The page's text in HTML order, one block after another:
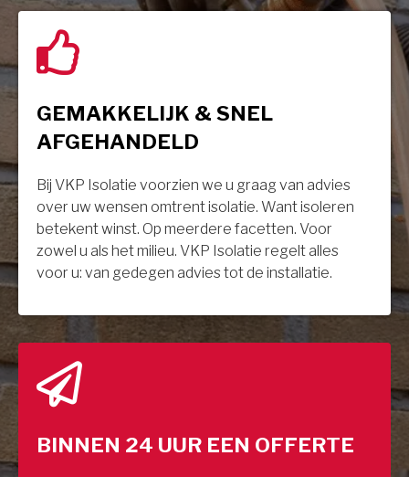
GEMAKKELIJK & SNEL
AFGEHANDELD
Bij VKP Isolatie voorzien we u graag van advies
over uw wensen omtrent isolatie. Want isoleren
betekent winst. Op meerdere facetten. Voor
zowel u als het milieu. VKP Isolatie regelt alles
voor u: van gedegen advies tot de installatie.
BINNEN 24 UUR EEN OFFERTE